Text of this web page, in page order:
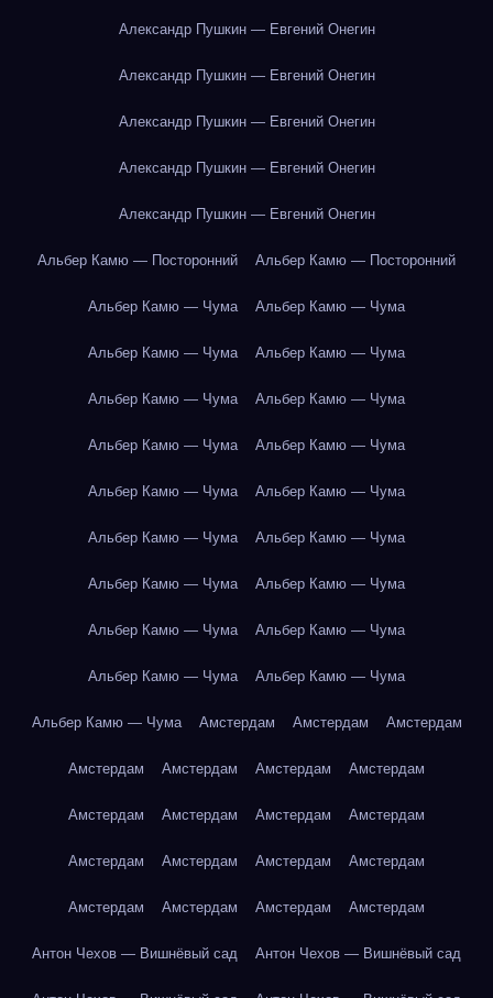
Александр Пушкин — Евгений Онегин
Александр Пушкин — Евгений Онегин
Александр Пушкин — Евгений Онегин
Александр Пушкин — Евгений Онегин
Александр Пушкин — Евгений Онегин
Альбер Камю — Посторонний Альбер Камю — Посторонний
Альбер Камю — Чума Альбер Камю — Чума
Альбер Камю — Чума Альбер Камю — Чума
Альбер Камю — Чума Альбер Камю — Чума
Альбер Камю — Чума Альбер Камю — Чума
Альбер Камю — Чума Альбер Камю — Чума
Альбер Камю — Чума Альбер Камю — Чума
Альбер Камю — Чума Альбер Камю — Чума
Альбер Камю — Чума Альбер Камю — Чума
Альбер Камю — Чума Альбер Камю — Чума
Альбер Камю — Чума Амстердам Амстердам Амстердам
Амстердам Амстердам Амстердам Амстердам
Амстердам Амстердам Амстердам Амстердам
Амстердам Амстердам Амстердам Амстердам
Амстердам Амстердам Амстердам Амстердам
Антон Чехов — Вишнёвый сад Антон Чехов — Вишнёвый сад